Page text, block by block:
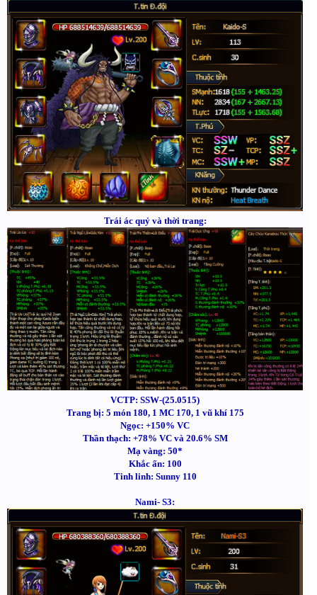
Trái ác quỷ và thời trang:
VCTP: SSW-(25.0515)
Trang bị: 5 món 180, 1 MC 170, 1 vũ khí 175
Ngọc: +150% VC
Thần thạch: +78% VC và 20.6% SM
Mạ vàng: 50*
Khắc ấn: 100
Tinh linh: Sunny 110
Nami- S3: